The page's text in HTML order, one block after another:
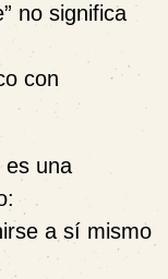
no significa
con
es una
a sí mismo